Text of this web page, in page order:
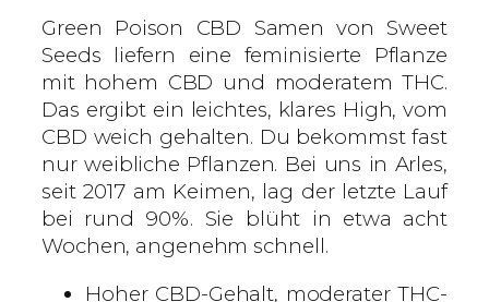
s
–
S
a
m
e
n
M
e
Green Poison CBD Samen von Sweet
Seeds liefern eine feminisierte Pflanze
mit hohem CBD und moderatem THC.
Das ergibt ein leichtes, klares High, vom
CBD weich gehalten. Du bekommst fast
nur weibliche Pflanzen. Bei uns in Arles,
seit 2017 am Keimen, lag der letzte Lauf
bei rund 90%. Sie blüht in etwa acht
Wochen, angenehm schnell.
Hoher CBD-Gehalt, moderater THC-